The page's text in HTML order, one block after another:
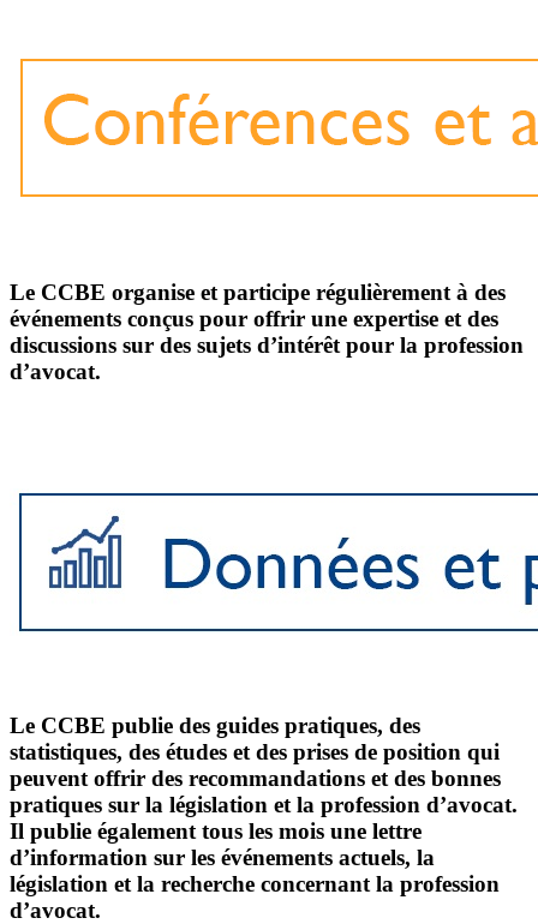
Le CCBE organise et participe régulièrement à des
événements conçus pour offrir une expertise et des
discussions sur des sujets d’intérêt pour la profession
d’avocat.
Le CCBE publie des guides pratiques, des
statistiques, des études et des prises de position qui
peuvent offrir des recommandations et des bonnes
pratiques sur la législation et la profession d’avocat.
Il publie également tous les mois une lettre
d’information sur les événements actuels, la
législation et la recherche concernant la profession
d’avocat.